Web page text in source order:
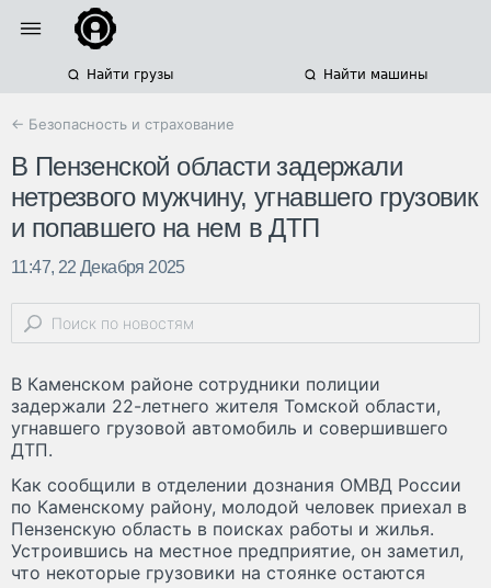
Найти грузы Найти машины
← Безопасность и страхование
В Пензенской области задержали
нетрезвого мужчину, угнавшего грузовик
и попавшего на нем в ДТП
11:47, 22 Декабря 2025
В Каменском районе сотрудники полиции
задержали 22-летнего жителя Томской области,
угнавшего грузовой автомобиль и совершившего
ДТП.
Как сообщили в отделении дознания ОМВД России
по Каменскому району, молодой человек приехал в
Пензенскую область в поисках работы и жилья.
Устроившись на местное предприятие, он заметил,
что некоторые грузовики на стоянке остаются